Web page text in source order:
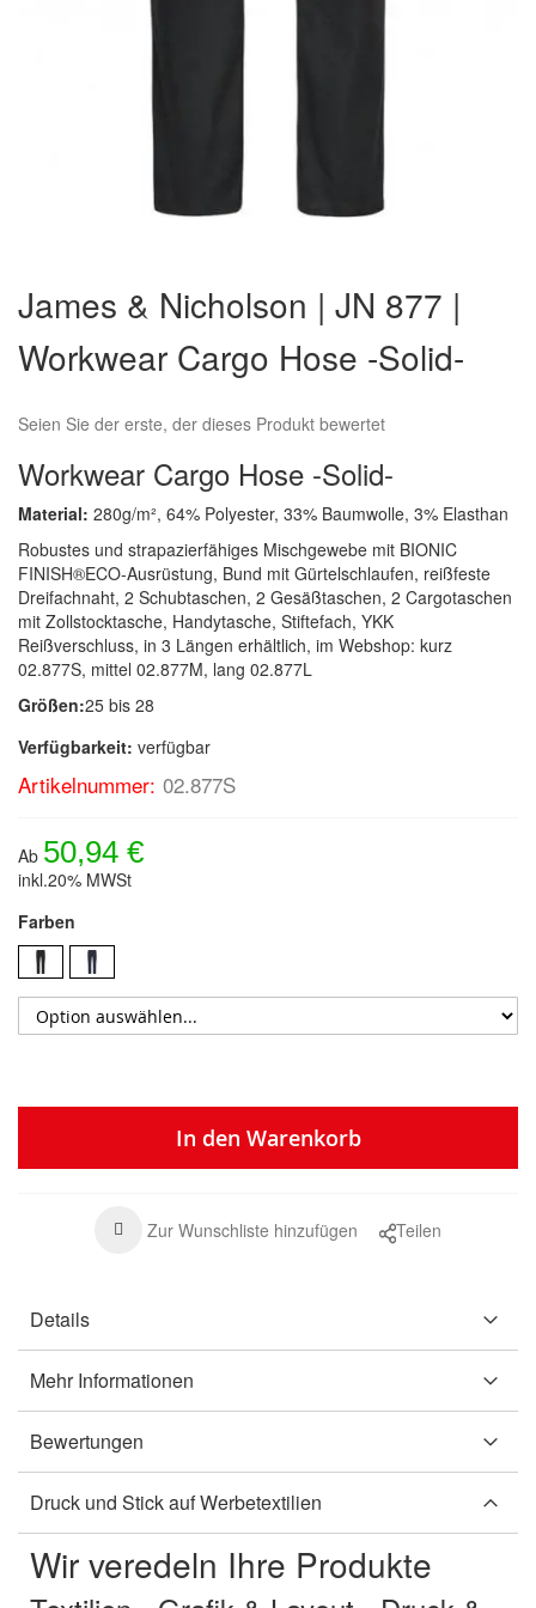
der
Bildergalerie
springen
James & Nicholson | JN 877 |
Workwear Cargo Hose -Solid-
Seien Sie der erste, der dieses Produkt bewertet
Workwear Cargo Hose -Solid-
Material: 280g/m², 64% Polyester, 33% Baumwolle, 3% Elasthan
Robustes und strapazierfähiges Mischgewebe mit BIONIC
FINISH®ECO-Ausrüstung, Bund mit Gürtelschlaufen, reißfeste
Dreifachnaht, 2 Schubtaschen, 2 Gesäßtaschen, 2 Cargotaschen
mit Zollstocktasche, Handytasche, Stiftefach, YKK
Reißverschluss, in 3 Längen erhältlich, im Webshop: kurz
02.877S, mittel 02.877M, lang 02.877L
Größen:25 bis 28
Verfügbarkeit: verfügbar
Artikelnummer: 02.877S
Ab 50,94 €
inkl.20% MWSt
Farben
In den Warenkorb
Zur Wunschliste hinzufügen Teilen
Details
Mehr Informationen
Bewertungen
Druck und Stick auf Werbetextilien
Wir veredeln Ihre Produkte